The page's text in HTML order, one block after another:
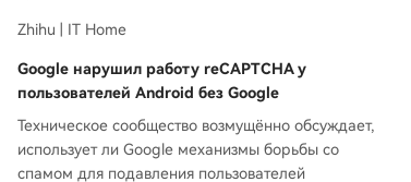
Zhihu | IT Home
Google нарушил работу reCAPTCHA у
пользователей Android без Google
Техническое сообщество возмущённо обсуждает,
использует ли Google механизмы борьбы со
спамом для подавления пользователей